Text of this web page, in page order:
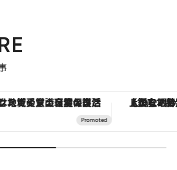
「大事なのは地域の意識を変えること」。ロレックス賞受賞の自然保護活動家が実現させたナイジェリアの自然環境の復活 【銀座で出合う最旬美容】美髪ケアや上質